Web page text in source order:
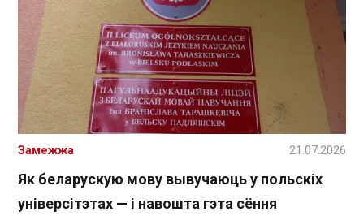
Як беларускую мову вывучаюць у польскіх
універсітэтах — і навошта гэта сёння
Замежжа 21.07.2026